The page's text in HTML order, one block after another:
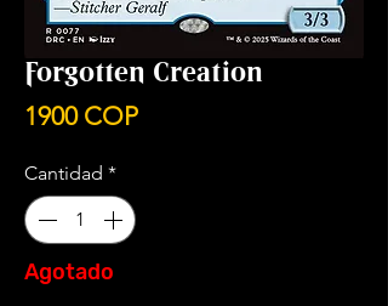
Forgotten Creation
1900 COPPrecio
Cantidad *
Agotado